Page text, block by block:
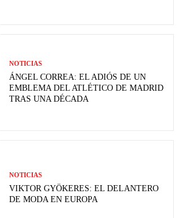
NOTICIAS
ÁNGEL CORREA: EL ADIÓS DE UN
EMBLEMA DEL ATLÉTICO DE MADRID
TRAS UNA DÉCADA
NOTICIAS
VIKTOR GYÖKERES: EL DELANTERO
DE MODA EN EUROPA